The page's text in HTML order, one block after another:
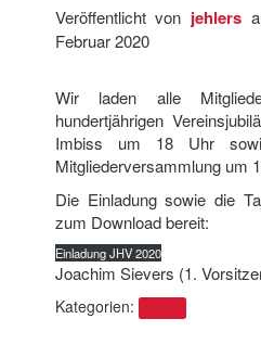
Veröffentlicht von jehlers
Februar 2020
Wir laden alle
hundertjährigen
Imbiss um 18 Uhr
Mitgliederversammlung um
Die Einladung sowie die
zum Download bereit:
Einladung JHV 2020
Joachim Sievers (1.
Kategorien: